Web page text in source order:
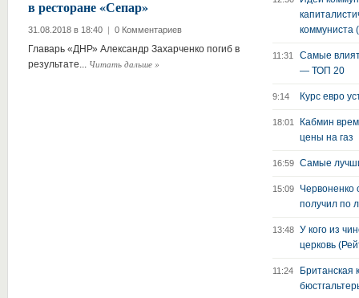
в ресторане «Сепар»
31.08.2018 в 18:40 | 0 Комментариев
Главарь «ДНР» Александр Захарченко погиб в
результате... Читать дальше »
В Стамбулекоммуниста
11:31
Самые
— ТОП 20
9:14 Курс евро
18:01
Кабмин
цены на газ
16:59 Самые
15:09
Червоненко
получил по
13:48
У кого из
церковь
11:24
Британская